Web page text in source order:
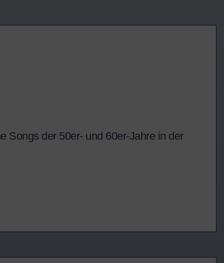
Songs der 50er- und 60er-Jahre in der